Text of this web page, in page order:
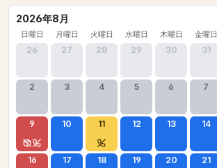
2026年8月
日曜日 月曜日 火曜日 水曜日 木曜日 金曜日
26 27 28 29 30 31
2 3 4 5 6 7
9 10 11 12 13 14
16 17 18 19 20 21